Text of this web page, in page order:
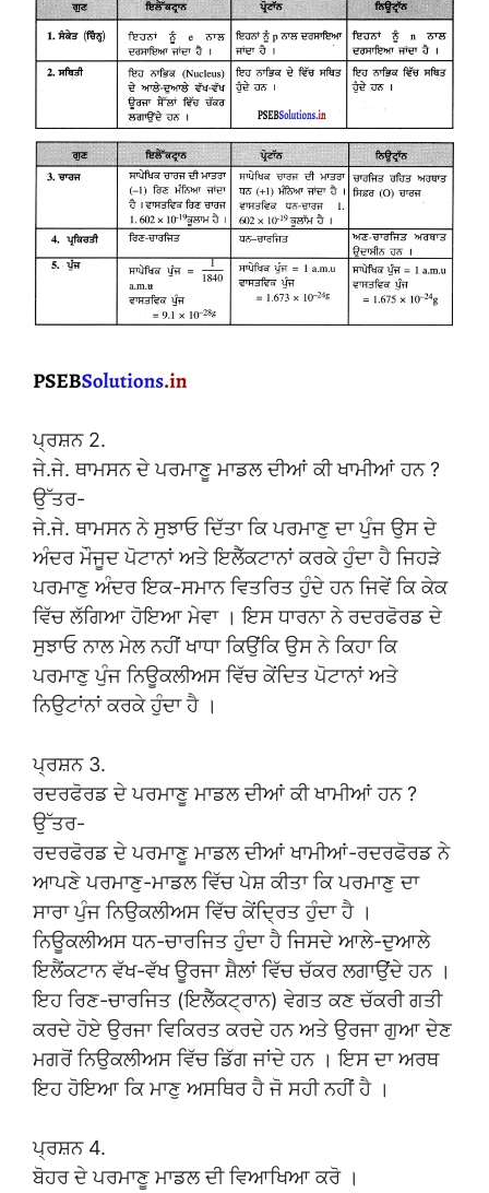
ਪ੍ਰਸ਼ਨ 2.
ਜੇ.ਜੇ. ਥਾਮਸਨ ਦੇ ਪਰਮਾਣੂ ਮਾਡਲ ਦੀਆਂ ਕੀ ਖਾਮੀਆਂ ਹਨ ?
ਉੱਤਰ-
ਜੇ.ਜੇ. ਥਾਮਸਨ ਨੇ ਸੁਝਾਓ ਦਿੱਤਾ ਕਿ ਪਰਮਾਣੁ ਦਾ ਪੁੰਜ ਉਸ ਦੇ
ਅੰਦਰ ਮੌਜੂਦ ਪੋਟਾਨਾਂ ਅਤੇ ਇਲੈੱਕਟਾਨਾਂ ਕਰਕੇ ਹੁੰਦਾ ਹੈ ਜਿਹੜੇ
ਪਰਮਾਣੁ ਅੰਦਰ ਇਕ-ਸਮਾਨ ਵਿਤਰਿਤ ਹੁੰਦੇ ਹਨ ਜਿਵੇਂ ਕਿ ਕੇਕ
ਵਿੱਚ ਲੱਗਿਆ ਹੋਇਆ ਮੇਵਾ । ਇਸ ਧਾਰਨਾ ਨੇ ਰਦਰਫੋਰਡ ਦੇ
ਸੁਝਾਓ ਨਾਲ ਮੇਲ ਨਹੀਂ ਖਾਧਾ ਕਿਉਂਕਿ ਉਸ ਨੇ ਕਿਹਾ ਕਿ
ਪਰਮਾਣੁ ਪੁੰਜ ਨਿਊਕਲੀਅਸ ਵਿੱਚ ਕੇਂਦਿਤ ਪੋਟਾਨਾਂ ਅਤੇ
ਨਿਉਟਾਂਨਾਂ ਕਰਕੇ ਹੁੰਦਾ ਹੈ ।
ਪ੍ਰਸ਼ਨ 3.
ਰਦਰਫੋਰਡ ਦੇ ਪਰਮਾਣੂ ਮਾਡਲ ਦੀਆਂ ਕੀ ਖਾਮੀਆਂ ਹਨ ?
ਉੱਤਰ-
ਰਦਰਫੋਰਡ ਦੇ ਪਰਮਾਣੂ ਮਾਡਲ ਦੀਆਂ ਖਾਮੀਆਂ-ਰਦਰਫੋਰਡ ਨੇ
ਆਪਣੇ ਪਰਮਾਣੁ-ਮਾਡਲ ਵਿੱਚ ਪੇਸ਼ ਕੀਤਾ ਕਿ ਪਰਮਾਣੁ ਦਾ
ਸਾਰਾ ਪੁੰਜ ਨਿਉਕਲੀਅਸ ਵਿੱਚ ਕੇਂਦ੍ਰਿਤ ਹੁੰਦਾ ਹੈ ।
ਨਿਊਕਲੀਅਸ ਧਨ-ਚਾਰਜਿਤ ਹੁੰਦਾ ਹੈ ਜਿਸਦੇ ਆਲੇ-ਦੁਆਲੇ
ਇਲੈਂਕਟਾਨ ਵੱਖ-ਵੱਖ ਊਰਜਾ ਸ਼ੈਲਾਂ ਵਿੱਚ ਚੱਕਰ ਲਗਾਉਂਦੇ ਹਨ ।
ਇਹ ਰਿਣ-ਚਾਰਜਿਤ (ਇਲੈੱਕਟ੍ਰਾਨ) ਵੇਗਤ ਕਣ ਚੱਕਰੀ ਗਤੀ
ਕਰਦੇ ਹੋਏ ਉਰਜਾ ਵਿਕਿਰਤ ਕਰਦੇ ਹਨ ਅਤੇ ਉਰਜਾ ਗੁਆ ਦੇਣ
ਮਗਰੋਂ ਨਿਉਕਲੀਅਸ ਵਿੱਚ ਡਿੱਗ ਜਾਂਦੇ ਹਨ । ਇਸ ਦਾ ਅਰਥ
ਇਹ ਹੋਇਆ ਕਿ ਮਾਣੁ ਅਸਥਿਰ ਹੈ ਜੋ ਸਹੀ ਨਹੀਂ ਹੈ ।
ਪ੍ਰਸ਼ਨ 4.
ਬੋਹਰ ਦੇ ਪਰਮਾਣੂ ਮਾਡਲ ਦੀ ਵਿਆਖਿਆ ਕਰੋ ।